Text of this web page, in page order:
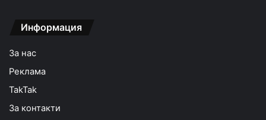
Информация
За нас
Реклама
TakTak
За контакти